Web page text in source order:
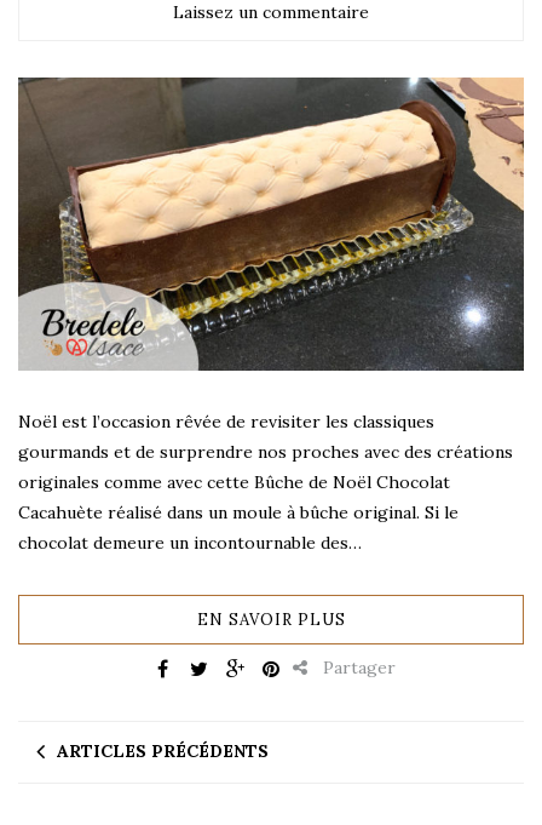
Laissez un commentaire
Noël est l’occasion rêvée de revisiter les classiques
gourmands et de surprendre nos proches avec des créations
originales comme avec cette Bûche de Noël Chocolat
Cacahuète réalisé dans un moule à bûche original. Si le
chocolat demeure un incontournable des…
EN SAVOIR PLUS
Partager
ARTICLES PRÉCÉDENTS